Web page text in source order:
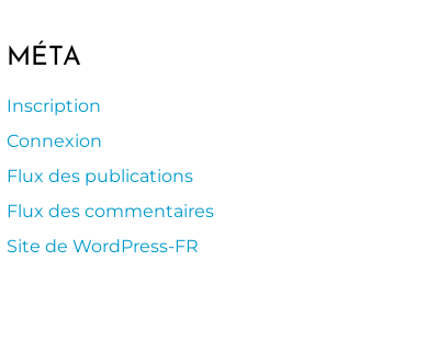
MÉTA
Inscription
Connexion
Flux des publications
Flux des commentaires
Site de WordPress-FR